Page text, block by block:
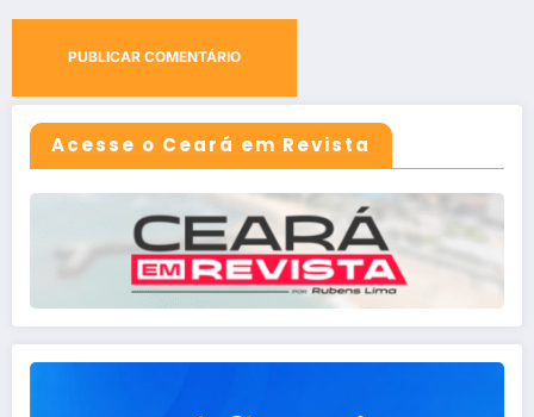
Acesse o Ceará em Revista